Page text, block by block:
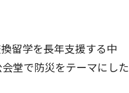
留学を長年支援する中
堂で防災をテーマにした